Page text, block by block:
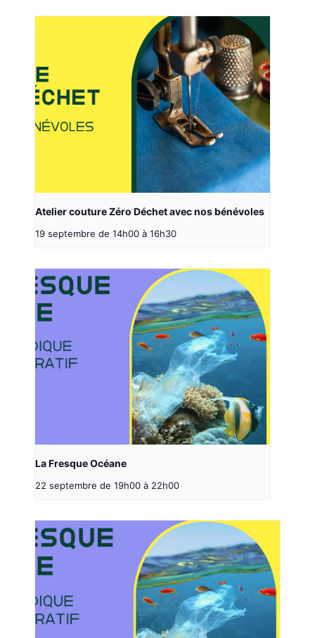
Atelier couture Zéro Déchet avec nos bénévoles
19 septembre de 14h00 à 16h30
La Fresque Océane
22 septembre de 19h00 à 22h00